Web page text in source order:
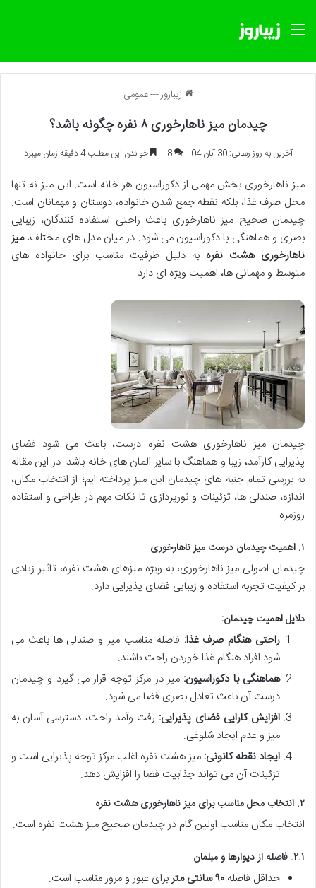
منو
زیباروز---عمومی
چیدمان میز ناهارخوری ۸ نفره چگونه باشد؟
آخرین به روز رسانی: 30 آبان 04 8 خواندن این مطلب 4 دقیقه زمان میبرد
میز ناهارخوری بخش مهمی از دکوراسیون هر خانه است. این میز نه تنها
محل صرف غذا، بلکه نقطه جمع شدن خانواده، دوستان و مهمانان است.
چیدمان صحیح میز ناهارخوری باعث راحتی استفاده کنندگان، زیبایی
بصری و هماهنگی با دکوراسیون می شود. در میان مدل های مختلف،میز
ناهارخوری هشت نفره به دلیل ظرفیت مناسب برای خانواده های
متوسط و مهمانی ها، اهمیت ویژه ای دارد.
چیدمان میز ناهارخوری هشت نفره درست، باعث می شود فضای
پذیرایی کارآمد، زیبا و هماهنگ با سایر المان های خانه باشد. در این مقاله
به بررسی تمام جنبه های چیدمان این میز پرداخته ایم؛ از انتخاب مکان،
اندازه، صندلی ها، تزئینات و نورپردازی تا نکات مهم در طراحی و استفاده
روزمره.
۱. اهمیت چیدمان درست میز ناهارخوری
چیدمان اصولی میز ناهارخوری، به ویژه میزهای هشت نفره، تاثیر زیادی
بر کیفیت تجربه استفاده و زیبایی فضای پذیرایی دارد.
دلایل اهمیت چیدمان:
راحتی هنگام صرف غذا: فاصله مناسب میز و صندلی ها باعث می
شود افراد هنگام غذا خوردن راحت باشند.
هماهنگی با دکوراسیون: میز در مرکز توجه قرار می گیرد و چیدمان
درست آن باعث تعادل بصری فضا می شود.
افزایش کارایی فضای پذیرایی: رفت وآمد راحت، دسترسی آسان به
میز و عدم ایجاد شلوغی.
ایجاد نقطه کانونی: میز هشت نفره اغلب مرکز توجه پذیرایی است و
تزئینات آن می تواند جذابیت فضا را افزایش دهد.
۲. انتخاب محل مناسب برای میز ناهارخوری هشت نفره
انتخاب مکان مناسب اولین گام در چیدمان صحیح میز هشت نفره است.
۲.۱. فاصله از دیوارها و مبلمان
حداقل فاصله ۹۰ سانتی متر
برای عبور و مرور مناسب است.